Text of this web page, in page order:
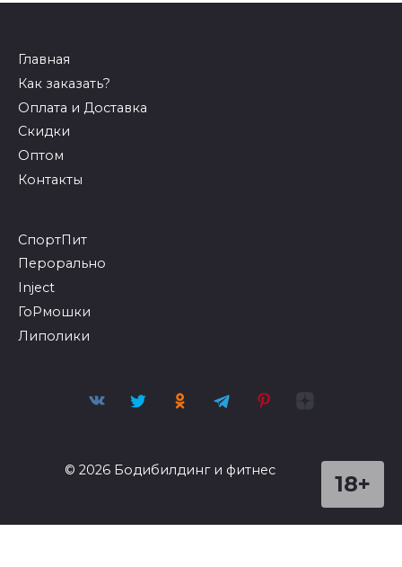
Главная
Как заказать?
Оплата и Доставка
Скидки
Оптом
Контакты
СпортПит
Перорально
Inject
ГоРмошки
Липолики
18+
© 2026 Бодибилдинг и фитнес